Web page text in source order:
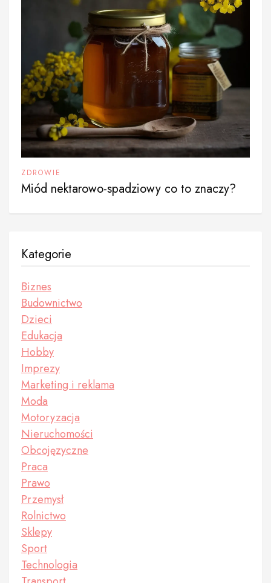
ZDROWIE
Miód nektarowo-spadziowy co to znaczy?
Kategorie
Biznes
Budownictwo
Dzieci
Edukacja
Hobby
Imprezy
Marketing i reklama
Moda
Motoryzacja
Nieruchomości
Obcojęzyczne
Praca
Prawo
Przemysł
Rolnictwo
Sklepy
Sport
Technologia